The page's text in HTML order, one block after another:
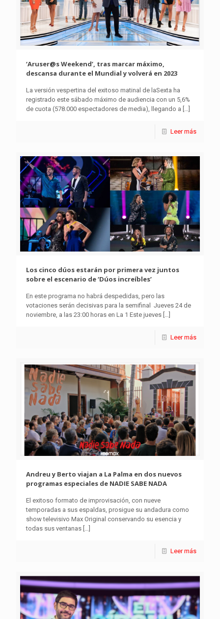
‘Aruser@s Weekend’, tras marcar máximo,
descansa durante el Mundial y volverá en 2023
La versión vespertina del exitoso matinal de laSexta ha
registrado este sábado máximo de audiencia con un 5,6%
de cuota (578.000 espectadores de media), llegando a
Leer más
Los cinco dúos estarán por primera vez juntos
sobre el escenario de ‘Dúos increíbles’
En este programa no habrá despedidas, pero las
votaciones serán decisivas para la semifinal Jueves 24 de
noviembre, a las 23:00 horas en La 1 Este jueves […]
Leer más
Andreu y Berto viajan a La Palma en dos nuevos
programas especiales de NADIE SABE NADA
El exitoso formato de improvisación, con nueve
temporadas a sus espaldas, prosigue su andadura como
show televisivo Max Original conservando su esencia y
todas sus ventanas […]
Leer más